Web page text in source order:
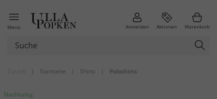
Menü Anmelden Aktionen Warenkorb
| Startseite | Shirts | Poloshirts
Nachhaltig